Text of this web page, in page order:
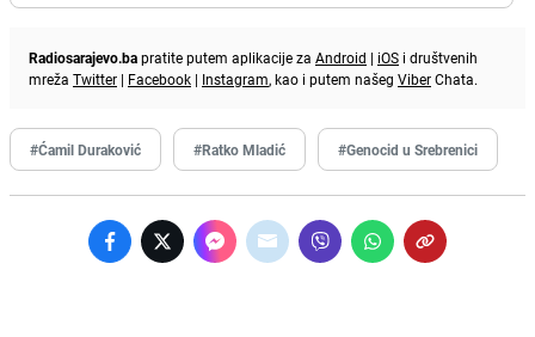
Radiosarajevo.bapratite putem aplikacije za Android | iOS i društvenih
mreža Twitter | Facebook | Instagram, kao i putem našeg ViberChata.
#Ćamil Duraković #Ratko Mladić #Genocid u Srebrenici